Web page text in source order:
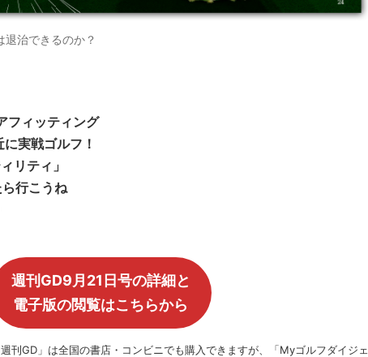
治できるのか？
フィッティング
実戦ゴルフ！
リティ」
行こうね
週刊GD9月21日号の詳細と
電子版の閲覧はこちらから
刊GD」は全国の書店・コンビニでも購入できますが、「Myゴルフダイジェ